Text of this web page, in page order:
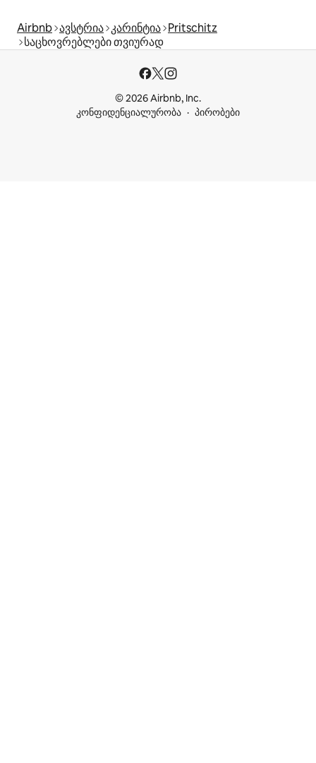
Airbnb ავსტრია კარინტია Pritschitz
საცხოვრებლები თვიურად
© 2026 Airbnb, Inc.
კონფიდენციალურობა
პირობები